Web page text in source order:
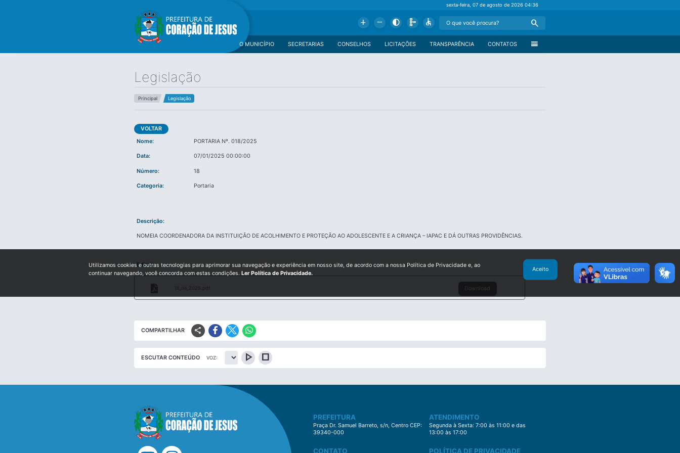
sexta-feira, 07 de agosto de 202604:36
Add Remove Contrast Schema Accessible Search
menu
CONTATOS
TRANSPARÊNCIA
LICITAÇÕES
CONSELHOS
SECRETARIAS
O MUNICÍPIO
Legislação
Principal Legislação
VOLTAR
Nome:
PORTARIA Nº. 018/2025
Data: 07/01/2025 00:00:00
Número: 18
Categoria: Portaria
Descrição:
NOMEIA COORDENADORA DA INSTITUIÇÃO DE ACOLHIMENTO E PROTEÇÃO AO ADOLESCENTE E A CRIANÇA – IAPAC E DÁ OUTRAS PROVIDÊNCIAS.
Edital:
18_de_2025.pdf Download
COMPARTILHAR share
ESCUTAR CONTEÚDO VOZ: play_arrow stop
PREFEITURA
Praça Dr. Samuel Barreto, s/n, Centro CEP:
39340-000
ATENDIMENTO
Segunda à Sexta: 7:00 às 11:00 e das
13:00 às 17:00
CONTATO POLÍTICA DE PRIVACIDADE
Utilizamos cookies e outras tecnologias para aprimorar sua navegação e experiência em nosso site, de acordo com a nossa Política de Privacidade e, ao
continuar navegando, você concorda com estas condições. Ler Política de Privacidade.
Aceito